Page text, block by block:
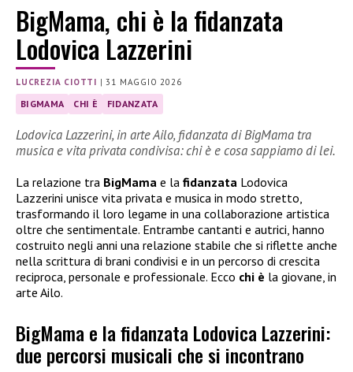
BigMama, chi è la fidanzata
Lodovica Lazzerini
LUCREZIA CIOTTI |31 MAGGIO 2026
BIGMAMA CHI È FIDANZATA
Lodovica Lazzerini, in arte Ailo, fidanzata di BigMama tra
musica e vita privata condivisa: chi è e cosa sappiamo di lei.
La relazione tra BigMama e la fidanzata Lodovica
Lazzerini unisce vita privata e musica in modo stretto,
trasformando il loro legame in una collaborazione artistica
oltre che sentimentale. Entrambe cantanti e autrici, hanno
costruito negli anni una relazione stabile che si riflette anche
nella scrittura di brani condivisi e in un percorso di crescita
reciproca, personale e professionale. Ecco chi è la giovane, in
arte Ailo.
BigMama e la fidanzata Lodovica Lazzerini:
due percorsi musicali che si incontrano